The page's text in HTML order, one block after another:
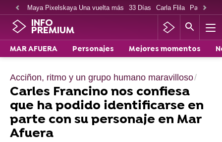
Maya Pixelskaya Una vuelta más 33 Días Carla Flila Paco
INFO
PREMIUM
MAR AFUERA Personajes Mejores momentos
Acciñon, ritmo y un grupo humano maravilloso
Carles Francino nos confiesa
que ha podido identificarse en
parte con su personaje en Mar
Afuera